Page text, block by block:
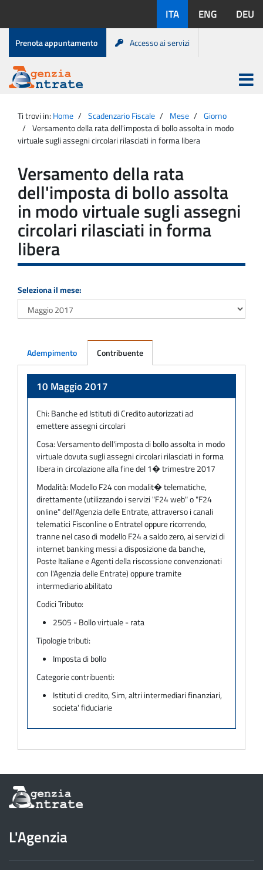
contenuto
disponibili:
ITA ENG DEU
Menu
di
servizio
Prenota appuntamento Accesso ai servizi
Agenzia
Entrate
Apri
menu
principale
Ti trovi in: Home Scadenzario Fiscale Mese
Giorno
Versamento della rata dell'imposta di bollo assolta in modo
virtuale sugli assegni circolari rilasciati in forma libera
Versamento della rata
dell'imposta di bollo assolta
in modo virtuale sugli assegni
circolari rilasciati in forma
libera
Seleziona il mese:
Adempimento Contribuente
10 Maggio 2017
Chi: Banche ed Istituti di Credito autorizzati ad
emettere assegni circolari
Cosa:Versamento dell'imposta di bollo assolta in modo
virtuale dovuta sugli assegni circolari rilasciati in forma
libera in circolazione alla fine del 1� trimestre 2017
Modalità: Modello F24 con modalit� telematiche,
direttamente (utilizzando i servizi "F24 web" o "F24
online" dell'Agenzia delle Entrate, attraverso i canali
telematici Fisconline o Entratel oppure ricorrendo,
tranne nel caso di modello F24 a saldo zero, ai servizi di
internet banking messi a disposizione da banche,
Poste Italiane e Agenti della riscossione convenzionati
con l'Agenzia delle Entrate) oppure tramite
intermediario abilitato
Codici Tributo:
2505 - Bollo virtuale - rata
Tipologie tributi:
Imposta di bollo
Categorie contribuenti:
Istituti di credito, Sim, altri intermediari finanziari,
societa' fiduciarie
Informazioni
sul
dell'Agenzia
delle
Entrate
L'Agenzia